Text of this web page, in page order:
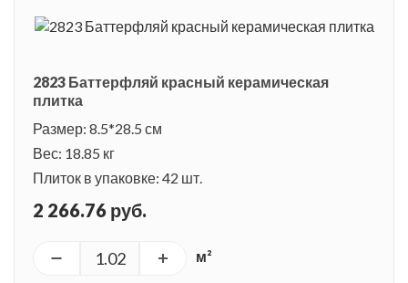
2823 Баттерфляй красный керамическая
плитка
Размер: 8.5*28.5 см
Вес: 18.85 кг
Плиток в упаковке: 42 шт.
2 266.76 руб.
м²